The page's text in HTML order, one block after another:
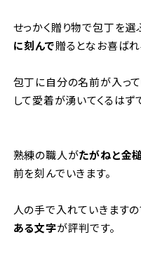
せっかく贈り物で包丁を
に刻んで贈るとなお喜ばれ
包丁に自分の名前が入っ
して愛着が湧いてくるはず
熟練の職人がたがねと金
前を刻んでいきます。
人の手で入れていきますの
ある文字が評判です。